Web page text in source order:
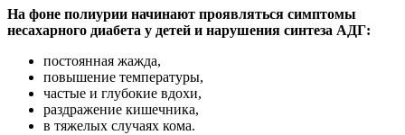
На фоне полиурии начинают проявляться симптомы
несахарного диабета у детей и нарушения синтеза АДГ:
постоянная жажда,
повышение температуры,
частые и глубокие вдохи,
раздражение кишечника,
в тяжелых случаях кома.